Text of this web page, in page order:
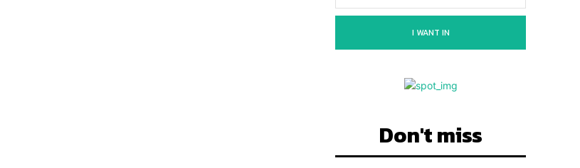
I WANT IN
Don't miss